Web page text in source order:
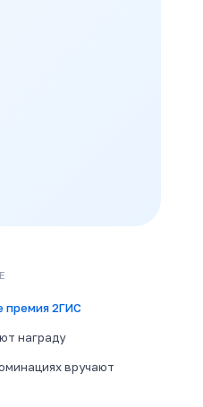
премия 2ГИС
награду
вручают